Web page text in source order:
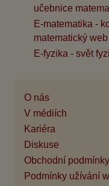
učebnice
E-matematika -
matematický web
E-fyzika - svět
O nás
V médiích
Kariéra
Diskuse
Obchodní podmínky
Podmínky užívání